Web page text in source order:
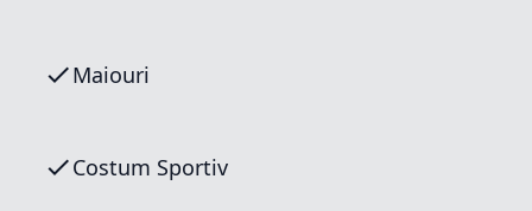
Maiouri
Costum Sportiv